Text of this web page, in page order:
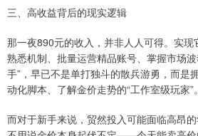
三、高收益背后的现实逻辑
那一夜890元的收入，并非人人可得。实现
熟悉机制、批量运营精品账号、掌握市场
手”，早已不是单打独斗的散兵游勇，而是
动化脚本、了解金价走势的“工作室级玩家”。
而对于新手来说，贸然投入可能面临高昂